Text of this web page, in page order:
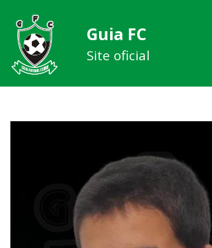
Guia FC
Site oficial